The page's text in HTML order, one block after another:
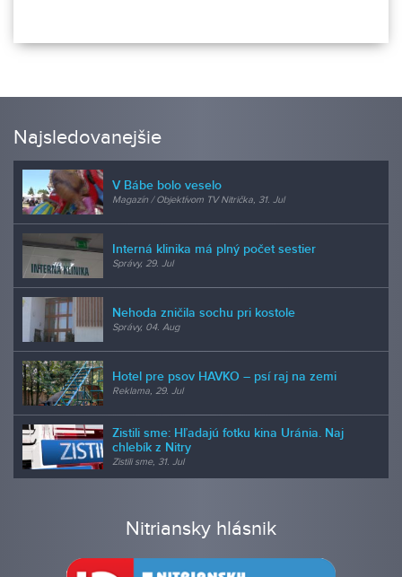
Najsledovanejšie
V Bábe bolo veselo
Magazín / Objektívom TV Nitrička, 31. Jul
Interná klinika má plný počet sestier
Správy, 29. Jul
Nehoda zničila sochu pri kostole
Správy, 04. Aug
Hotel pre psov HAVKO – psí raj na zemi
Reklama, 29. Jul
Zistili sme: Hľadajú fotku kina Uránia. Naj
chlebík z Nitry
Zistili sme, 31. Jul
Nitriansky hlásnik